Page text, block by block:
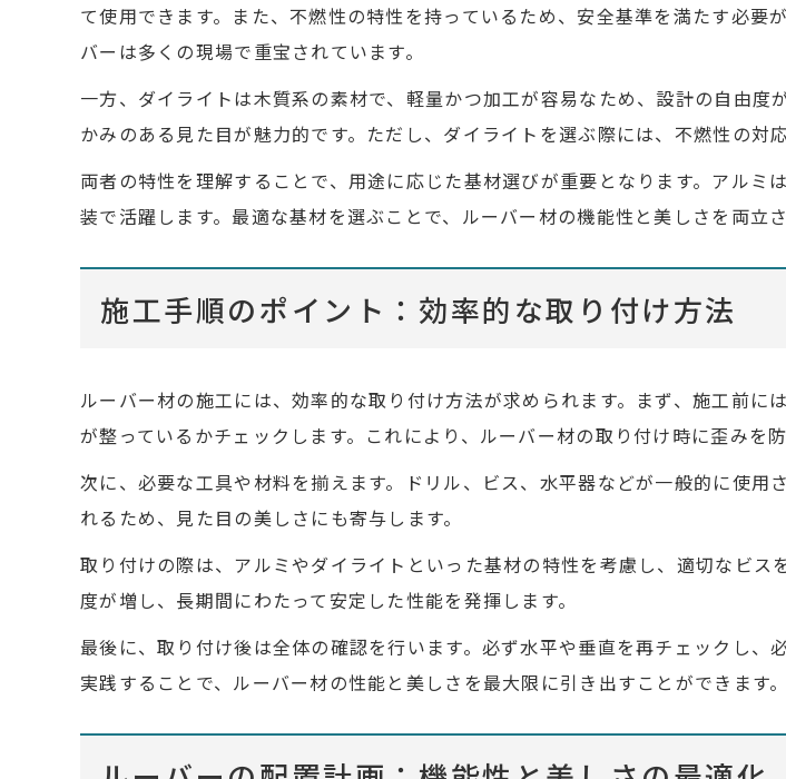
て使用できます。また、不燃性の特性を持っているため、安全基準を満たす必
バーは多くの現場で重宝されています。
一方、ダイライトは木質系の素材で、軽量かつ加工が容易なため、設計の自由
かみのある見た目が魅力的です。ただし、ダイライトを選ぶ際には、不燃性の対
両者の特性を理解することで、用途に応じた基材選びが重要となります。アル
装で活躍します。最適な基材を選ぶことで、ルーバー材の機能性と美しさを両立
施工手順のポイント：効率的な取り付け方法
ルーバー材の施工には、効率的な取り付け方法が求められます。まず、施工前
が整っているかチェックします。これにより、ルーバー材の取り付け時に歪みを防
次に、必要な工具や材料を揃えます。ドリル、ビス、水平器などが一般的に使
れるため、見た目の美しさにも寄与します。
取り付けの際は、アルミやダイライトといった基材の特性を考慮し、適切なビ
度が増し、長期間にわたって安定した性能を発揮します。
最後に、取り付け後は全体の確認を行います。必ず水平や垂直を再チェックし
実践することで、ルーバー材の性能と美しさを最大限に引き出すことができます。